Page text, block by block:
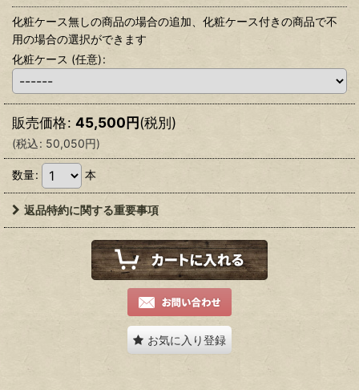
化粧ケース無しの商品の場合の追加、化粧ケース付きの商品で不
用の場合の選択ができます
化粧ケース (任意):
販売価格: 45,500円(税別)
(税込: 50,050円)
数量: 本
返品特約に関する重要事項
お気に入り登録